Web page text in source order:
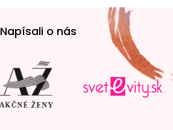
Napísali o nás